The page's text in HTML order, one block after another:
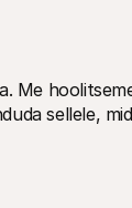
Me
sellele,